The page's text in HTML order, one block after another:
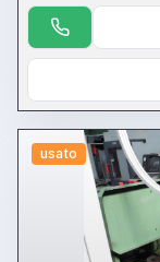
usato